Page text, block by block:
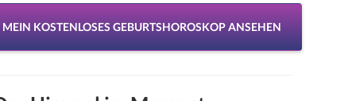
MEIN KOSTENLOSES GEBURTSHOROSKOP ANSEHEN